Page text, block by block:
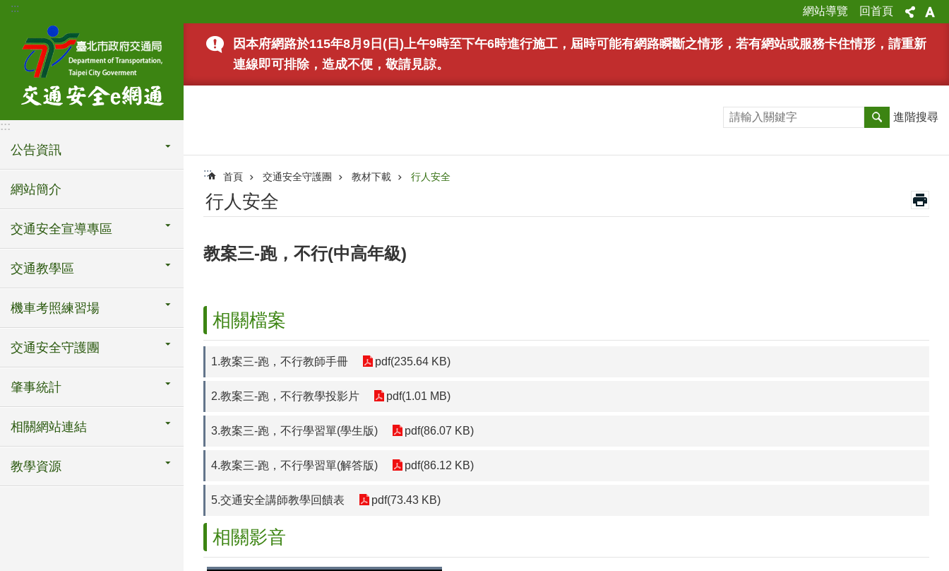
跳到主要內容區塊
::: 網站導覽 回首頁
:::
公告資訊
網站簡介
交通安全宣導專區
交通教學區
機車考照練習場
交通安全守護團
肇事統計
相關網站連結
教學資源
因本府網路於115年8月9日(日)上午9時至下午6時進行施工，屆時可能有網路瞬斷之情形，若有網站或服務卡住情形，請重新
連線即可排除，造成不便，敬請見諒。
進階搜尋
::: 首頁 交通安全守護團 教材下載 行人安全
行人安全
教案三-跑，不行(中高年級)
相關檔案
1.教案三-跑，不行教師手冊 pdf(235.64 KB)
2.教案三-跑，不行教學投影片 pdf(1.01 MB)
3.教案三-跑，不行學習單(學生版) pdf(86.07 KB)
4.教案三-跑，不行學習單(解答版) pdf(86.12 KB)
5.交通安全講師教學回饋表 pdf(73.43 KB)
相關影音